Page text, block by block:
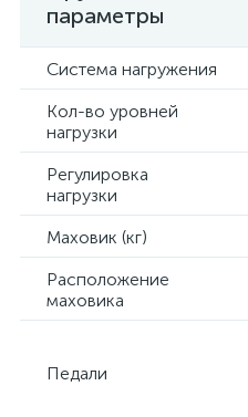
параметры
Система нагружения
Кол-во уровней
нагрузки
Регулировка
нагрузки
Маховик (кг)
Расположение
маховика
Педали